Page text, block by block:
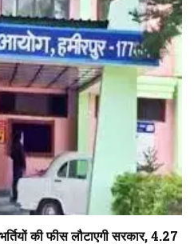
की फीस लौटाएगी सरकार, 4.27